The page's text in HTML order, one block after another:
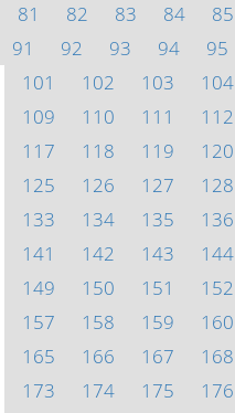
81
82 83 84 85
91
92 93 94 95
101
102 103 104
109
110 111 112
117
118 119 120
125
126 127 128
133
134 135 136
141
142 143 144
149
150 151 152
157
158 159 160
165
166 167 168
173
174 175 176